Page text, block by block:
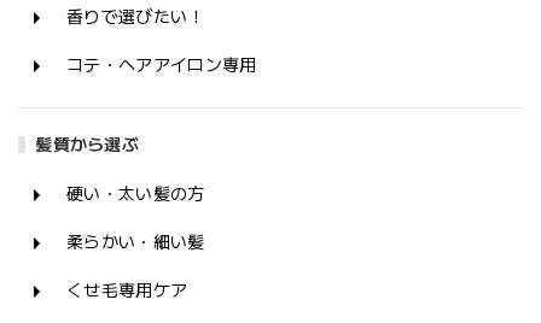
香りで選びたい！
コテ・ヘアアイロン専用
髪質から選ぶ
硬い・太い髪の方
柔らかい・細い髪
くせ毛専用ケア